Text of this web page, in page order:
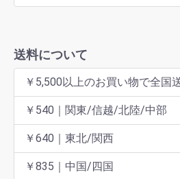
送料について
￥5,500以上のお買い物で全国
￥540｜関東/信越/北陸/中部
￥640｜東北/関西
￥835｜中国/四国